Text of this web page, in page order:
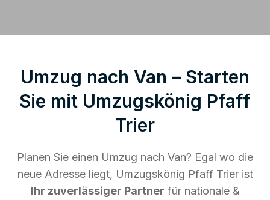
Umzug nach Van – Starten
Sie mit Umzugskönig Pfaff
Trier
Planen Sie einen Umzug nach Van? Egal wo die
neue Adresse liegt, Umzugskönig Pfaff Trier ist
Ihr zuverlässiger Partner für nationale &